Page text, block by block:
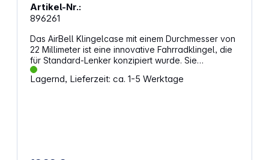
Artikel-Nr.:
896261
Das AirBell Klingelcase mit einem Durchmesser von
22 Millimeter ist eine innovative Fahrradklingel, die
für Standard-Lenker konzipiert wurde. Sie
ermöglicht es, Fahrräder einfach und sicher
wiederzufinden, indem ein Apple AirTag in die
von über 85 Dezibel erzeugen kann. • Innovative
Lagernd, Lieferzeit: ca. 1-5 Werktage